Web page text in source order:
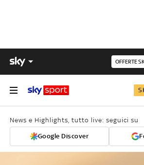
OFFERTE
News e Highlights, tutto live: seguici su
Google Discover